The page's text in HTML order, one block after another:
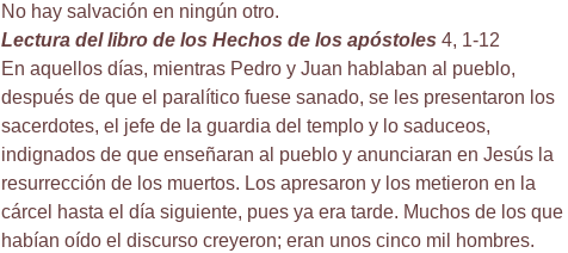
No hay salvación en ningún otro.
Lectura del libro de los Hechos de los apóstoles 4, 1-12
En aquellos días, mientras Pedro y Juan hablaban al pueblo,
después de que el paralítico fuese sanado, se les presentaron los
sacerdotes, el jefe de la guardia del templo y lo saduceos,
indignados de que enseñaran al pueblo y anunciaran en Jesús la
resurrección de los muertos. Los apresaron y los metieron en la
cárcel hasta el día siguiente, pues ya era tarde. Muchos de los que
habían oído el discurso creyeron; eran unos cinco mil hombres.